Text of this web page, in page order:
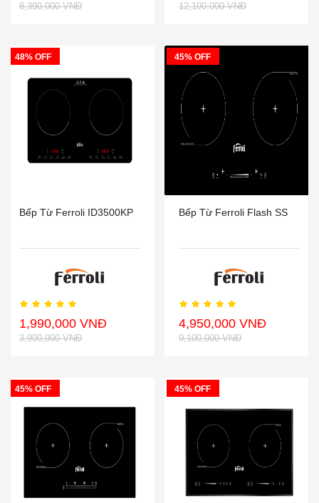
8,390,000 VNĐ 12,100,000 VNĐ
48% OFF
Bếp Từ Ferroli ID3500KP
1,990,000 VNĐ
3,900,000 VNĐ
45% OFF
Bếp Từ Ferroli Flash SS
4,950,000 VNĐ
9,100,000 VNĐ
45% OFF 45% OFF